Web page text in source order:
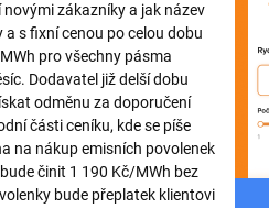
novými zákazníky a jak název
s fixní cenou po celou dobu
pro všechny pásma
Dodavatel již delší dobu
odměnu za doporučení
části ceníku, kde se píše
na nákup emisních povolenek
činit 1 190 Kč/MWh bez
bude přeplatek klientovi